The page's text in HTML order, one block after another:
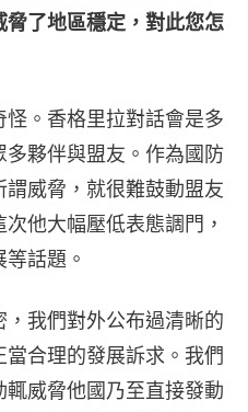
了地區穩定，對此您怎
。香格里拉對話會是多
夥伴與盟友。作為國防
威脅，就很難鼓動盟友
他大幅壓低表態調門，
話題。
我們對外公布過清晰的
合理的發展訴求。我們
威脅他國乃至直接發動